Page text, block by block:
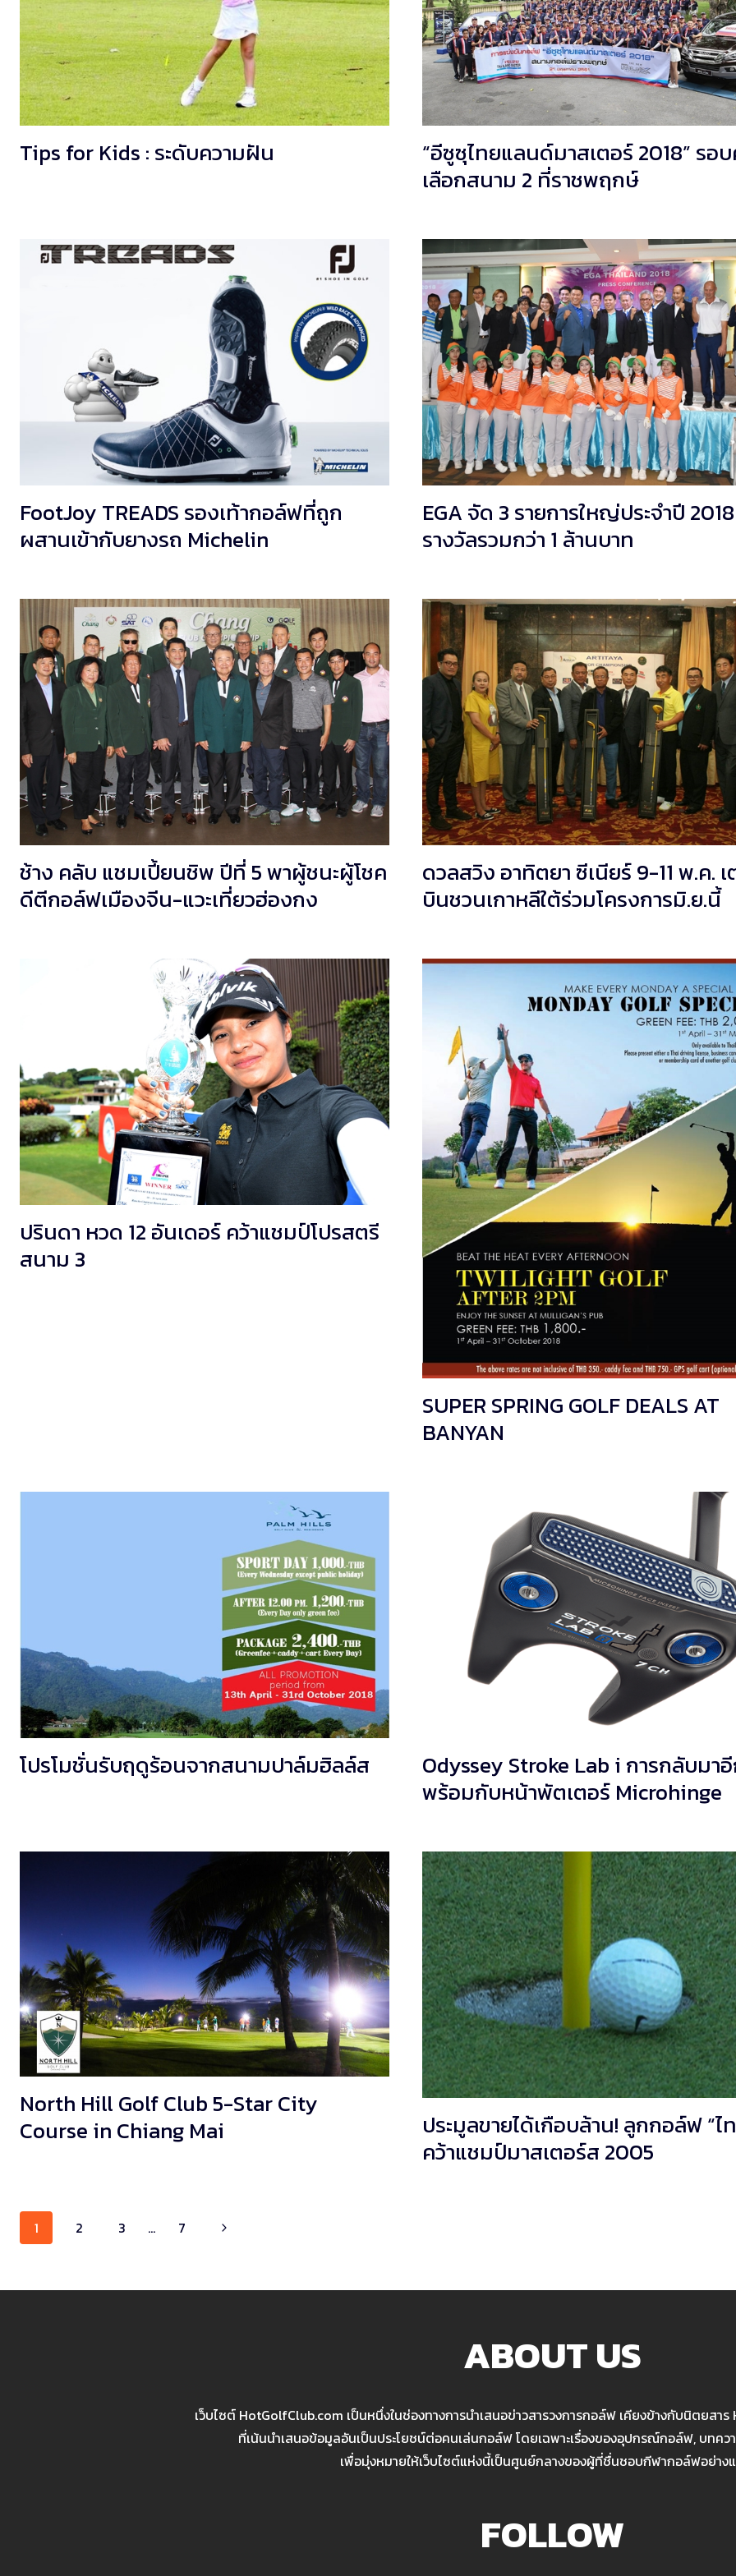
Tips for Kids : ระดับความฝัน
“อีซูซุไทยแลนด์มาสเตอร์ 2018” รอ
เลือกสนาม 2 ที่ราชพฤกษ์
FootJoy TREADS รองเท้ากอล์ฟที่ถูก
ผสานเข้ากับยางรถ Michelin
EGA จัด 3 รายการใหญ่ประจำปี
รางวัลรวมกว่า 1 ล้านบาท
ช้าง คลับ แชมเปี้ยนชิพ ปีที่ 5 พาผู้ชนะผู้โชค
ดีตีกอล์ฟเมืองจีน-แวะเที่ยวฮ่องกง
ดวลสวิง อาทิตยา ซีเนียร์ 9-11 พ.ค.
บินชวนเกาหลีใต้ร่วมโครงการมิ.ย.นี้
ปรินดา หวด 12 อันเดอร์ คว้าแชมป์โปรสตรี
สนาม 3
SUPER SPRING GOLF DEALS AT
BANYAN
โปรโมชั่นรับฤดูร้อนจากสนามปาล์มฮิลล์ส
Odyssey Stroke Lab i การกลับมา
พร้อมกับหน้าพัตเตอร์ Microhinge
North Hill Golf Club 5-Star City
Course in Chiang Mai
ประมูลขายได้เกือบล้าน! ลูกกอล์ฟ “ไ
คว้าแชมป์มาสเตอร์ส 2005
Page
navigation
1 2 3 … 7
ABOUT US
เว็บไซต์ HotGolfClub.com เป็นหนึ่งในช่องทางการนำเสนอข่าวสารวงการกอล์ฟ เคียงข้างกับนิตยส
ที่เน้นนำเสนอข้อมูลอันเป็นประโยชน์ต่อคนเล่นกอล์ฟ โดยเฉพาะเรื่องของอุปกรณ์กอล์ฟ, บทคว
เพื่อมุ่งหมายให้เว็บไซต์แห่งนี้เป็นศูนย์กลางของผู้ที่ชื่นชอบกีฬากอล์ฟอย่าง
FOLLOW